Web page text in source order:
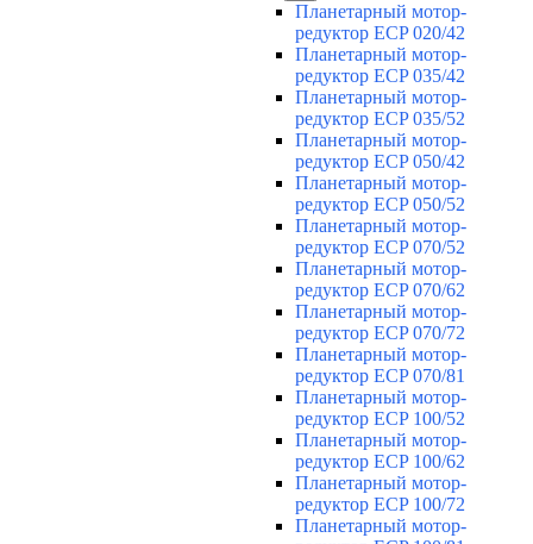
Планетарный мотор-
редуктор ECP 020/42
Планетарный мотор-
редуктор ECP 035/42
Планетарный мотор-
редуктор ECP 035/52
Планетарный мотор-
редуктор ECP 050/42
Планетарный мотор-
редуктор ECP 050/52
Планетарный мотор-
редуктор ECP 070/52
Планетарный мотор-
редуктор ECP 070/62
Планетарный мотор-
редуктор ECP 070/72
Планетарный мотор-
редуктор ECP 070/81
Планетарный мотор-
редуктор ECP 100/52
Планетарный мотор-
редуктор ECP 100/62
Планетарный мотор-
редуктор ECP 100/72
Планетарный мотор-